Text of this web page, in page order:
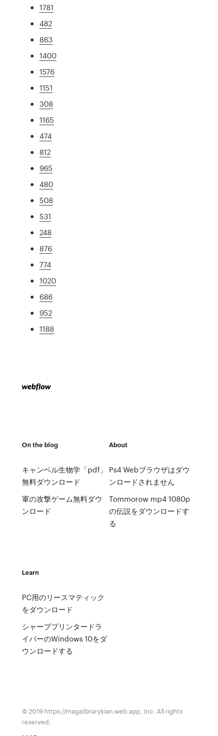
1781
482
863
1400
1576
1151
308
1165
474
812
965
480
508
531
248
876
774
1020
686
952
1188
On the blog
キャンベル生物学「pdf」
無料ダウンロード
軍の攻撃ゲーム無料ダウ
ンロード
About
Ps4 Webブラウザはダウ
ンロードされません
Tommorow mp4 1080p
の伝説をダウンロードす
る
Learn
PC用のリースマティック
をダウンロード
シャーププリンタードラ
イバーのWindows 10をダ
ウンロードする
© 2019 https://magalibrarykian.web.app, Inc. All rights
reserved.